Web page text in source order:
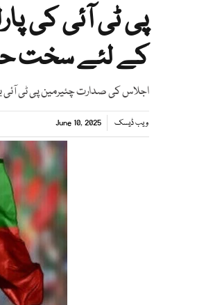
پی ٹی آئی کی
کے لئے سخت
اجلاس کی صدارت چئیرمین پی ٹی آئی
ویب ڈیسک June 10, 2025